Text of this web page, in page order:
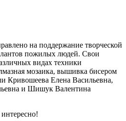
на поддержание творческой
пожилых людей. Свои
видах техники
мозаика, вышивка бисером
Кривошеева Елена Васильевна,
и Шишук Валентина